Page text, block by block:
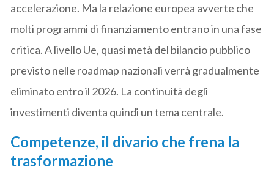
accelerazione. Ma la relazione europea avverte che
molti programmi di finanziamento entrano in una fase
critica. A livello Ue, quasi metà del bilancio pubblico
previsto nelle roadmap nazionali verrà gradualmente
eliminato entro il 2026. La continuità degli
investimenti diventa quindi un tema centrale.
Competenze, il divario che frena la
trasformazione